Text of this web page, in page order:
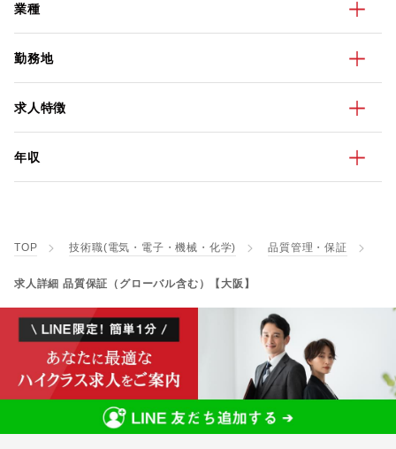
業種
勤務地
求人特徴
年収
TOP 技術職(電気・電子・機械・化学) 品質管理・保証
求人詳細 品質保証（グローバル含む）【大阪】